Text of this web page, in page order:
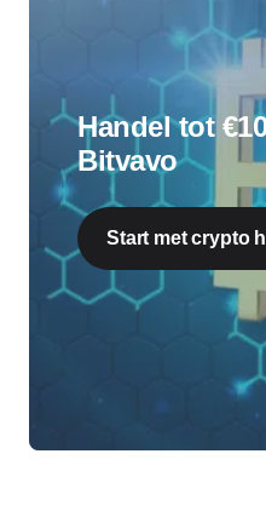
Handel tot
Bitvavo
Start met crypto